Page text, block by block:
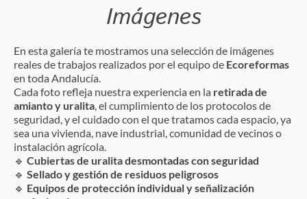
Imágenes
En esta galería te mostramos una selección de imágenes
reales de trabajos realizados por el equipo de Ecoreformas
en toda Andalucía.
Cada foto refleja nuestra experiencia en la retirada de
amianto y uralita , el cumplimiento de los protocolos de
seguridad, y el cuidado con el que tratamos cada espacio, ya
sea una vivienda, nave industrial, comunidad de vecinos o
instalación agrícola.
🔹 Cubiertas de uralita desmontadas con seguridad
🔹 Sellado y gestión de residuos peligrosos
🔹 Equipos de protección individual y señalización